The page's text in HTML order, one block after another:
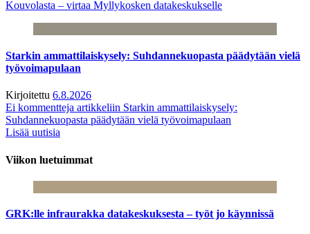
Kouvolasta – virtaa Myllykosken datakeskukselle
Starkin ammattilaiskysely: Suhdannekuopasta päädytään vielä
työvoimapulaan
Kirjoitettu 6.8.2026
Ei kommentteja artikkeliin Starkin ammattilaiskysely:
Suhdannekuopasta päädytään vielä työvoimapulaan
Lisää uutisia
Viikon luetuimmat
GRK:lle infraurakka datakeskuksesta – työt jo käynnissä